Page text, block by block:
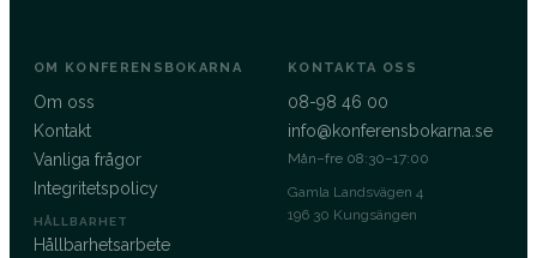
OM KONFERENSBOKARNA
Om oss
Kontakt
Vanliga frågor
Integritetspolicy
HÅLLBARHET
Hållbarhetsarbete
KONTAKTA OSS
08-98 46 00
info@konferensbokarna.se
Mån–fre 08:30–17:00
Gamla Landsvägen 4
196 30 Kungsängen